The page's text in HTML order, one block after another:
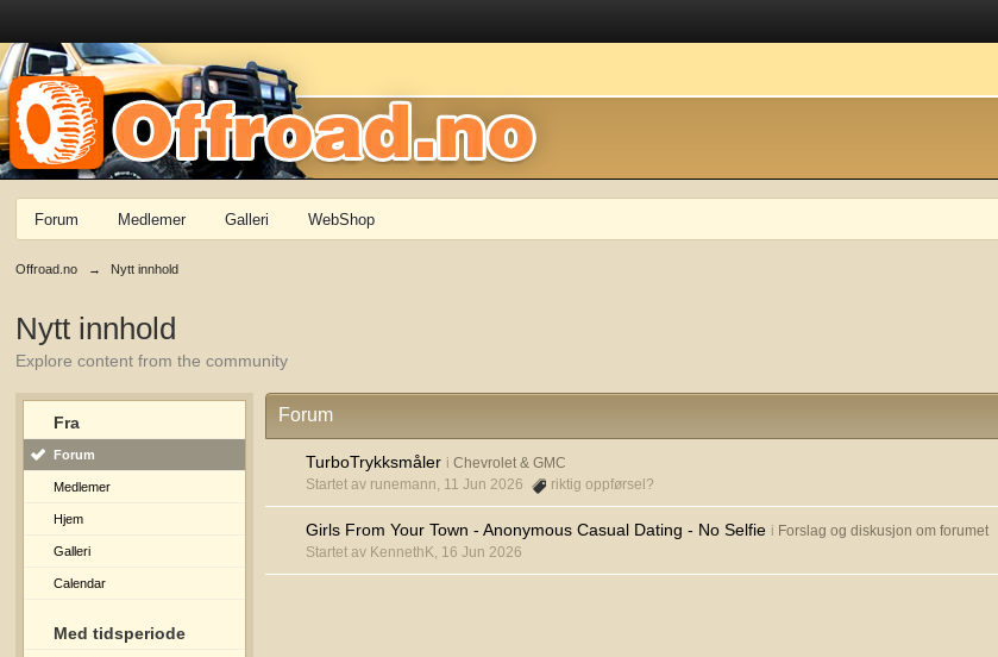
Forum Medlemer Galleri WebShop
Offroad.no → Nytt innhold
Nytt innhold
Explore content from the community
Fra
Forum
Medlemer
Hjem
Galleri
Calendar
Med tidsperiode
Forum
TurboTrykksmåler i Chevrolet & GMC
Startet av runemann, 11 Jun 2026
riktig oppførsel?
Girls From Your Town - Anonymous Casual Dating - No Selfie i Forslag og diskusjon om forumet
Startet av KennethK, 16 Jun 2026